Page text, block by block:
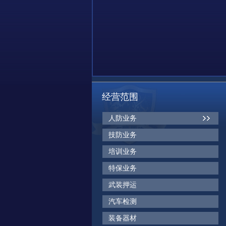
经营范围
人防业务
技防业务
培训业务
特保业务
武装押运
汽车检测
装备器材